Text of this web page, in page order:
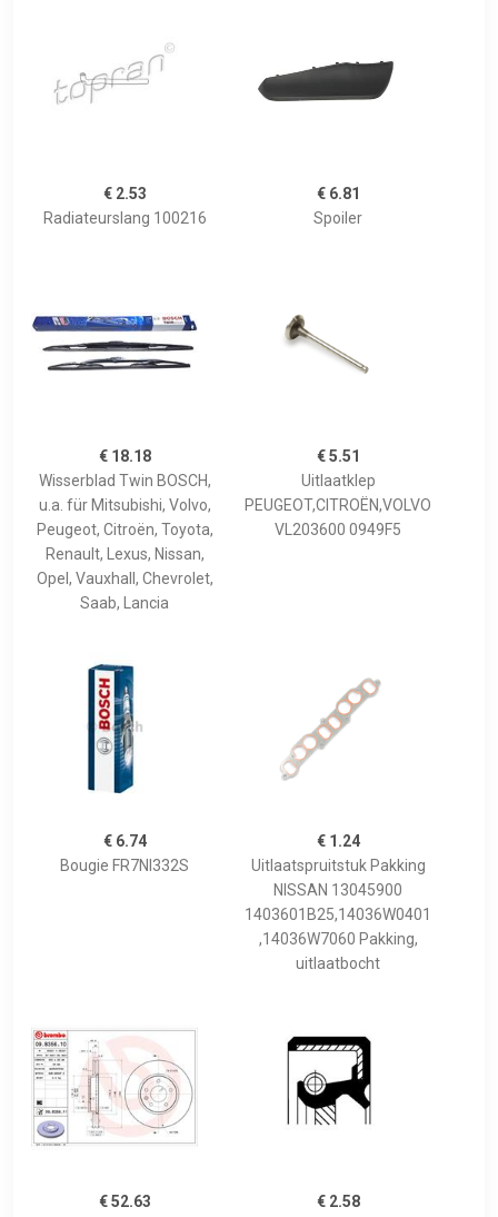
€ 2.53
Radiateurslang 100216
€ 6.81
Spoiler
€ 18.18
Wisserblad Twin BOSCH,
u.a. für Mitsubishi, Volvo,
Peugeot, Citroën, Toyota,
Renault, Lexus, Nissan,
Opel, Vauxhall, Chevrolet,
Saab, Lancia
€ 5.51
Uitlaatklep
PEUGEOT,CITROËN,VOLVO
VL203600 0949F5
€ 6.74
Bougie FR7NI332S
€ 1.24
Uitlaatspruitstuk Pakking
NISSAN 13045900
1403601B25,14036W0401
,14036W7060 Pakking,
uitlaatbocht
€ 52.63 € 2.58